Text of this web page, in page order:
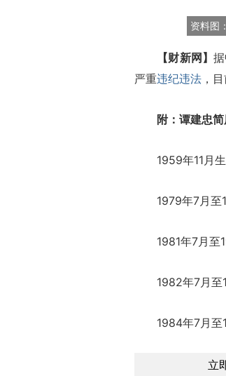
资料图
【财新网】
严重违纪违法 ，
附：谭建忠简
1959年11月生
1979年7月至
1981年7月至
1982年7月至
1984年7月至
立